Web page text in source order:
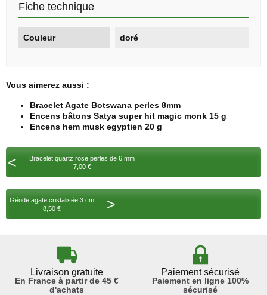
Fiche technique
Couleur doré
Vous aimerez aussi :
Bracelet Agate Botswana perles 8mm
Encens bâtons Satya super hit magic monk 15 g
Encens hem musk egyptien 20 g
<
Bracelet quartz rose perles de 6 mm
7,00 €
Géode agate cristalisée 3 cm
8,50 €
>
Livraison gratuite
En France à partir de 45 €
d'achats
Paiement sécurisé
Paiement en ligne 100%
sécurisé